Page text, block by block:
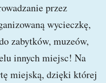
przez
wycieczkę,
zabytków, muzeów,
innych miejsc! Na
miejską, dzięki której